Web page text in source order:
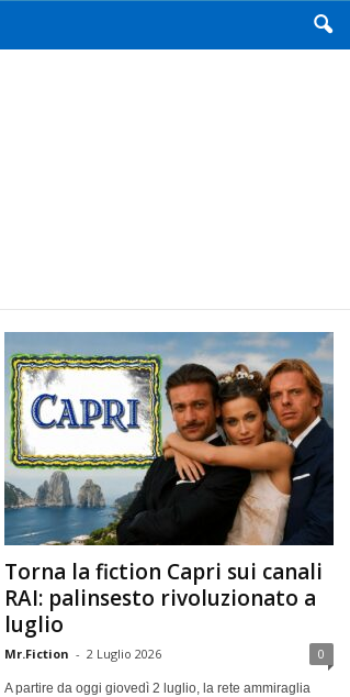
Torna la fiction Capri sui canali
RAI: palinsesto rivoluzionato a
luglio
Mr.Fiction - 2 Luglio 2026 0
A partire da oggi giovedì 2 luglio, la rete ammiraglia